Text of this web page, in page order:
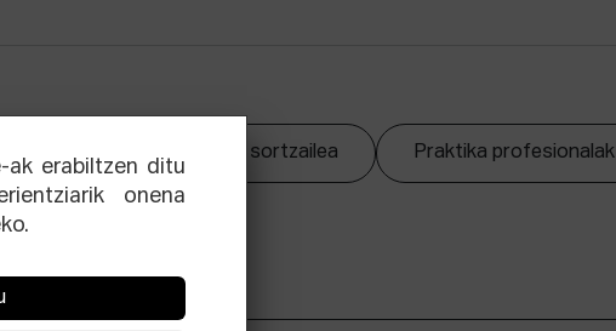
Ekoizpen sortzailea Praktika profesionalak
ak erabiltzen ditu
onena